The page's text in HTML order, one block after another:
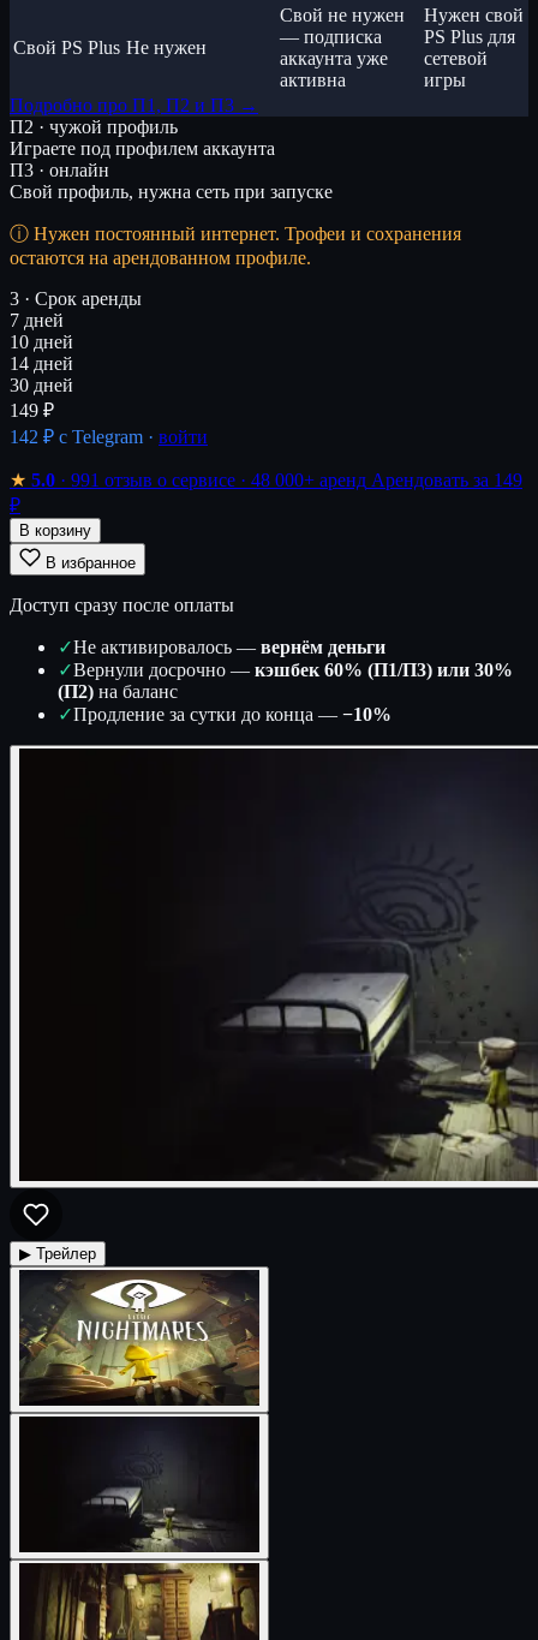
Свой PS Plus Не нужен
Свой не нужен
— подписка
аккаунта уже
активна
Нужен свой
PS Plus для
сетевой
игры
Подробно про П1, П2 и П3 →
П2 · чужой профиль
Играете под профилем аккаунта
П3 · онлайн
Свой профиль, нужна сеть при запуске
Нужен постоянный интернет. Трофеи и сохранения
остаются на арендованном профиле.
3 · Срок аренды
7 дней
10 дней
14 дней
30 дней
149 ₽
142 ₽ с Telegram · войти
★ 5.0 · 991 отзыв о сервисе · 48 000+ аренд Арендовать за 149
₽
В корзину
В избранное
Доступ сразу после оплаты
✓Не активировалось — вернём деньги
✓Вернули досрочно — кэшбек 60% (П1/П3) или 30%
(П2) на баланс
✓Продление за сутки до конца — −10%
▶ Трейлер